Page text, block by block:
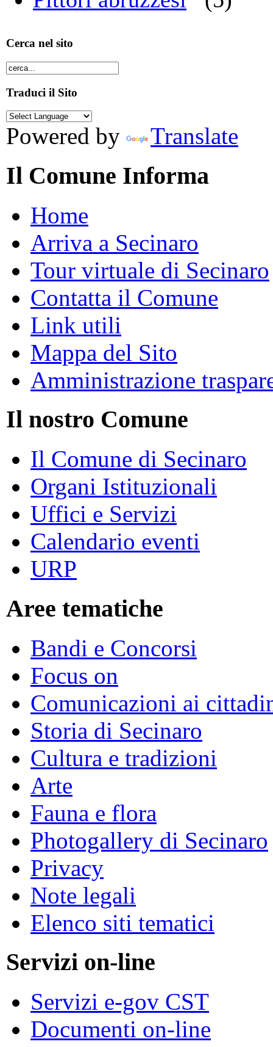
Cerca nel sito
Traduci il Sito
Powered by Translate
Il Comune Informa
Home
Arriva a Secinaro
Tour virtuale di Secinaro
Contatta il Comune
Link utili
Mappa del Sito
Amministrazione
Il nostro Comune
Il Comune di Secinaro
Organi Istituzionali
Uffici e Servizi
Calendario eventi
URP
Aree tematiche
Bandi e Concorsi
Focus on
Comunicazioni ai
Storia di Secinaro
Cultura e tradizioni
Arte
Fauna e flora
Photogallery di Secinaro
Privacy
Note legali
Elenco siti tematici
Servizi on-line
Servizi e-gov CST
Documenti on-line